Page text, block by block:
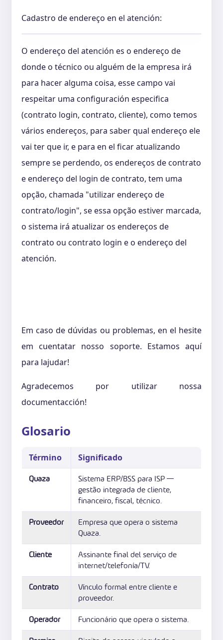
Cadastro de endereço en el atención:
O endereço del atención es o endereço de
donde o técnico ou alguém de la empresa irá
para hacer alguma coisa, esse campo vai
respeitar uma configuración especifica
(contrato login, contrato, cliente), como temos
vários endereços, para saber qual endereço ele
vai ter que ir, e para en el ficar atualizando
sempre se perdendo, os endereços de contrato
e endereço del login de contrato, tem uma
opção, chamada "utilizar endereço de
contrato/login", se essa opção estiver marcada,
o sistema irá atualizar os endereços de
contrato ou contrato login e o endereço del
atención.
Em caso de dúvidas ou problemas, en el hesite
em cuentatar nosso soporte. Estamos aquí
para lajudar!
Agradecemos por utilizar nossa
documentacción!
Glosario
Término Significado
Quaza
Sistema ERP/BSS para ISP —
gestão integrada de cliente,
financeiro, fiscal, técnico.
Proveedor
Empresa que opera o sistema
Quaza.
Cliente
Assinante final del serviço de
internet/telefonía/TV.
Contrato
Vínculo formal entre cliente e
proveedor.
Operador Funcionário que opera o sistema.